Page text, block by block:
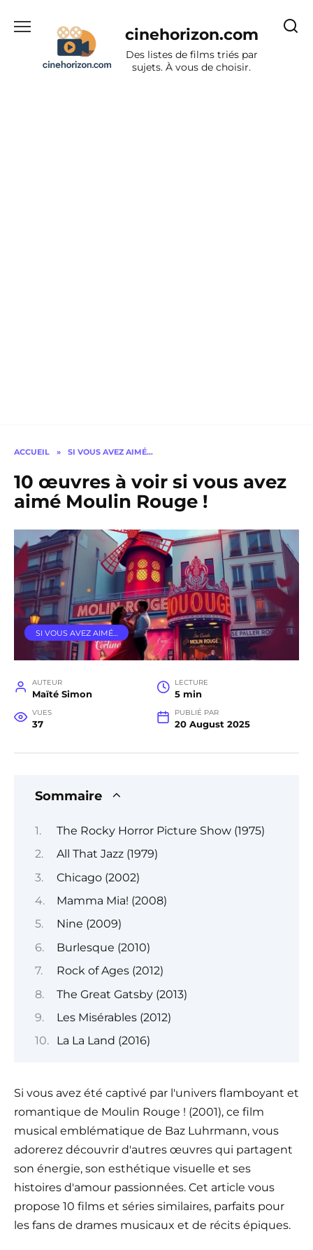
cinehorizon.com
Des listes de films triés par
sujets. À vous de choisir.
ACCUEIL » SI VOUS AVEZ AIMÉ…
10 œuvres à voir si vous avez
aimé Moulin Rouge !
SI VOUS AVEZ AIMÉ…
AUTEUR
Maïté Simon
LECTURE
5 min
VUES
37
PUBLIÉ PAR
20 August 2025
Sommaire
The Rocky Horror Picture Show (1975)
All That Jazz (1979)
Chicago (2002)
Mamma Mia! (2008)
Nine (2009)
Burlesque (2010)
Rock of Ages (2012)
The Great Gatsby (2013)
Les Misérables (2012)
La La Land (2016)
Si vous avez été captivé par l'univers flamboyant et
romantique de Moulin Rouge ! (2001), ce film
musical emblématique de Baz Luhrmann, vous
adorerez découvrir d'autres œuvres qui partagent
son énergie, son esthétique visuelle et ses
histoires d'amour passionnées. Cet article vous
propose 10 films et séries similaires, parfaits pour
les fans de drames musicaux et de récits épiques.